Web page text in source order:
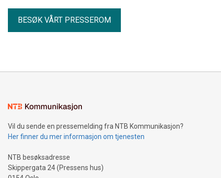
BESØK VÅRT PRESSEROM
Vil du sende en pressemelding fra NTB Kommunikasjon?
Her finner du mer informasjon om tjenesten
NTB besøksadresse
Skippergata 24 (Pressens hus)